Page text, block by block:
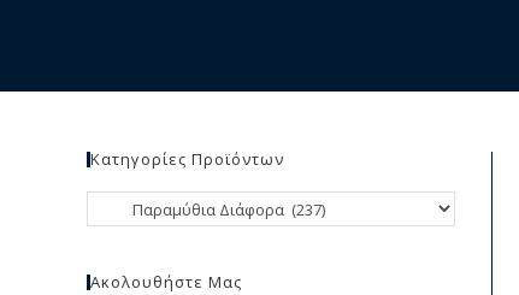
Κατηγορίες Προϊόντων
Ακολουθήστε Μας